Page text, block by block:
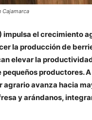
Cajamarca
impulsa el crecimiento
la producción de
elevar la
productores.
avanza hacia
y arándanos,